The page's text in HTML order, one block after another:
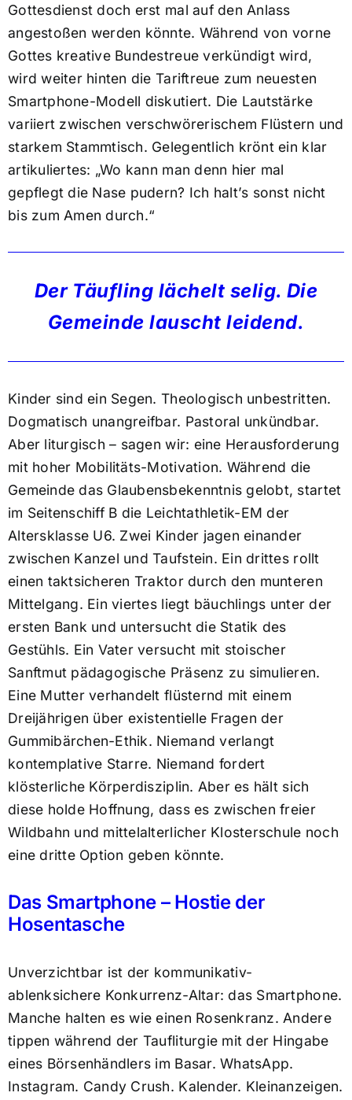
Gottesdienst doch erst mal auf den Anlass
angestoßen werden könnte. Während von vorne
Gottes kreative Bundestreue verkündigt wird,
wird weiter hinten die Tariftreue zum neuesten
Smartphone-Modell diskutiert. Die Lautstärke
variiert zwischen verschwörerischem Flüstern und
starkem Stammtisch. Gelegentlich krönt ein klar
artikuliertes: „Wo kann man denn hier mal
gepflegt die Nase pudern? Ich halt’s sonst nicht
bis zum Amen durch.“
Der Täufling lächelt selig. Die
Gemeinde lauscht leidend.
Kinder sind ein Segen. Theologisch unbestritten.
Dogmatisch unangreifbar. Pastoral unkündbar.
Aber liturgisch – sagen wir: eine Herausforderung
mit hoher Mobilitäts-Motivation. Während die
Gemeinde das Glaubensbekenntnis gelobt, startet
im Seitenschiff B die Leichtathletik-EM der
Altersklasse U6. Zwei Kinder jagen einander
zwischen Kanzel und Taufstein. Ein drittes rollt
einen taktsicheren Traktor durch den munteren
Mittelgang. Ein viertes liegt bäuchlings unter der
ersten Bank und untersucht die Statik des
Gestühls. Ein Vater versucht mit stoischer
Sanftmut pädagogische Präsenz zu simulieren.
Eine Mutter verhandelt flüsternd mit einem
Dreijährigen über existentielle Fragen der
Gummibärchen-Ethik. Niemand verlangt
kontemplative Starre. Niemand fordert
klösterliche Körperdisziplin. Aber es hält sich
diese holde Hoffnung, dass es zwischen freier
Wildbahn und mittelalterlicher Klosterschule noch
eine dritte Option geben könnte.
Das Smartphone – Hostie der
Hosentasche
Unverzichtbar ist der kommunikativ-
ablenksichere Konkurrenz-Altar: das Smartphone.
Manche halten es wie einen Rosenkranz. Andere
tippen während der Taufliturgie mit der Hingabe
eines Börsenhändlers im Basar. WhatsApp.
Instagram. Candy Crush. Kalender. Kleinanzeigen.